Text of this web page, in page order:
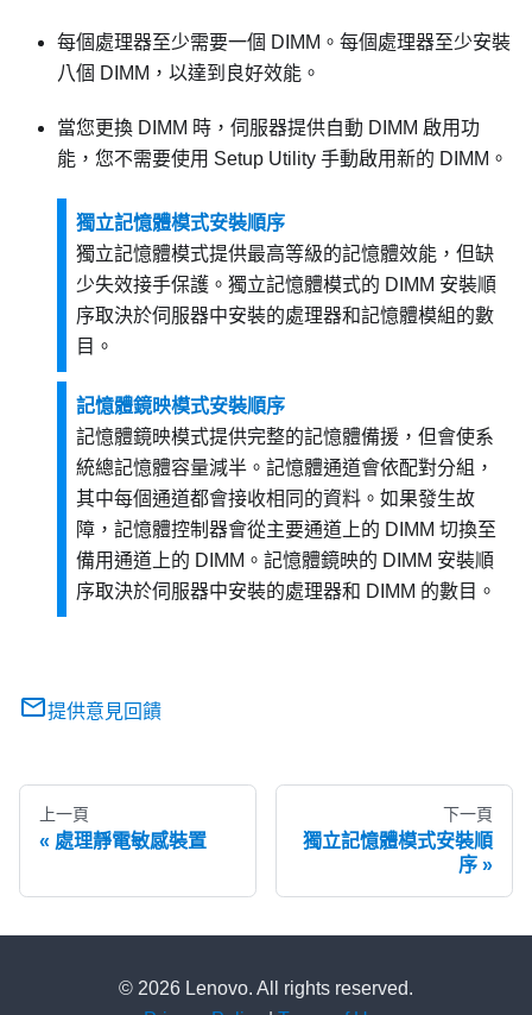
每個處理器至少需要一個 DIMM。每個處理器至少安裝
八個 DIMM，以達到良好效能。
當您更換 DIMM 時，伺服器提供自動 DIMM 啟用功
能，您不需要使用 Setup Utility 手動啟用新的 DIMM。
獨立記憶體模式安裝順序
獨立記憶體模式提供最高等級的記憶體效能，但缺
少失效接手保護。獨立記憶體模式的 DIMM 安裝順
序取決於伺服器中安裝的處理器和記憶體模組的數
目。
記憶體鏡映模式安裝順序
記憶體鏡映模式提供完整的記憶體備援，但會使系
統總記憶體容量減半。記憶體通道會依配對分組，
其中每個通道都會接收相同的資料。如果發生故
障，記憶體控制器會從主要通道上的 DIMM 切換至
備用通道上的 DIMM。記憶體鏡映的 DIMM 安裝順
序取決於伺服器中安裝的處理器和 DIMM 的數目。
提供意見回饋
上一頁
處理靜電敏感裝置
下一頁
獨立記憶體模式安裝順
序
© 2026 Lenovo. All rights reserved.